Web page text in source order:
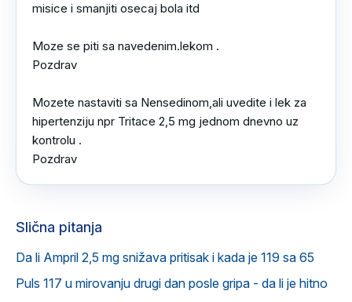
misice i smanjiti osecaj bola itd
Moze se piti sa navedenim.lekom .
Pozdrav
Mozete nastaviti sa Nensedinom,ali uvedite i lek za
hipertenziju npr Tritace 2,5 mg jednom dnevno uz
kontrolu .
Pozdrav
Slična pitanja
Da li Ampril 2,5 mg snižava pritisak i kada je 119 sa 65
Puls 117 u mirovanju drugi dan posle gripa - da li je hitno